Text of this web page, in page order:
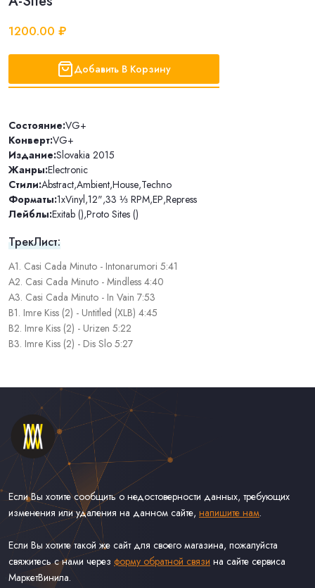
1200.00 ₽
Добавить В Корзину
Состояние:VG+
Конверт:VG+
Издание:Slovakia 2015
Жанры:Electronic
Стили:Abstract,Ambient,House,Techno
Форматы:1xVinyl,12",33 ⅓ RPM,EP,Repress
Лейблы:Exitab (),Proto Sites ()
ТрекЛист:
A1. Casi Cada Minuto - Intonarumori 5:41
A2. Casi Cada Minuto - Mindless 4:40
A3. Casi Cada Minuto - In Vain 7:53
B1. Imre Kiss (2) - Untitled (XLB) 4:45
B2. Imre Kiss (2) - Urizen 5:22
B3. Imre Kiss (2) - Dis Slo 5:27
Если Вы хотите сообщить о недостоверности данных, требующих
изменения или удаления на данном сайте, напишите нам.
Если Вы хотите такой же сайт для своего магазина, пожалуйста
свяжитесь с нами через форму обратной связи на сайте сервиса
МаркетВинила.